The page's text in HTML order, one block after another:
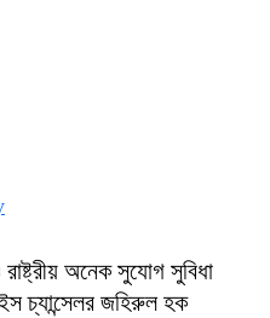
অনেক সুযোগ সুবিধা
চ্যান্সেলর জহিরুল হক